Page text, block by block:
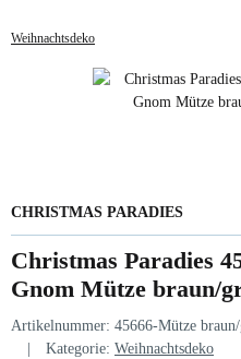
Weihnachtsdeko
CHRISTMAS PARADIES
Christmas Paradies
Gnom Mütze braun/
Artikelnummer: 45666-Mütze
Kategorie: Weihnachtsdeko